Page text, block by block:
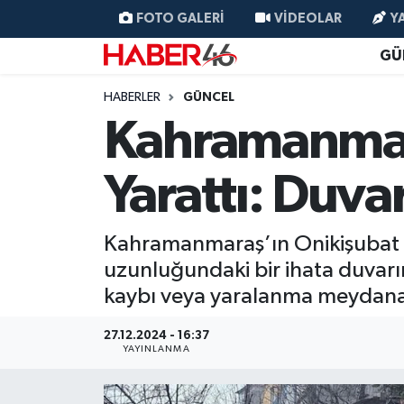
FOTO GALERI VIDEOLAR
HABERLER GÜNCEL
Yarattı:
Kahramanmaraş’ın
uzunluğundaki bir ihata
kaybı veya yaralanma
27.12.2024 - 16:37
YAYINLANMA
GÜNCEL
EKONOMİ
TEKNOLOJİ
SAĞLIK
EĞİTİM
Nöbetçi Eczaneler
Kahramanmaraş Namaz Vakitleri
Trafik Durumu
Süper Lig Puan Durumu ve Fikstür
Tüm Manşetler
Son Dakika Haberleri
Haber Arşivi